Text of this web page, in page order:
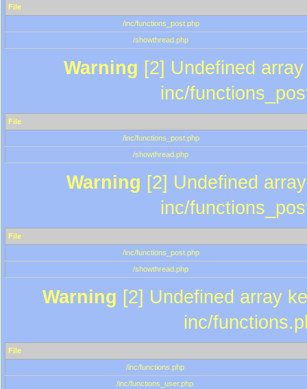
File
/inc/functions_post.php
/showthread.php
Warning [2] Undefined
inc/
File
/inc/functions_post.php
/showthread.php
Warning [2] Undefined
inc/
File
/inc/functions_post.php
/showthread.php
Warning [2] Undefined array
inc/
File
/inc/functions.php
/inc/functions_user.php